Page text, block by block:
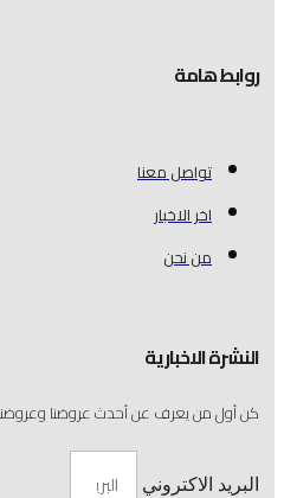
روابط هامة
تواصل معنا
اخر الاخبار
من نحن
النشرة الاخبارية
كن أول من يعرف عن أحدث عروضنا وعروضنا
البريد الاكتروني